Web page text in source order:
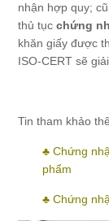
nhận hợp quy;
thủ tụcchứng
khăn giấy được
ISO-CERT sẽ
Tin tham khảo
♣Chứng
phẩm
♣Chứng